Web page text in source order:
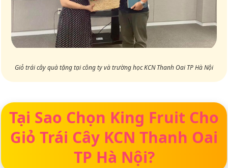
Giỏ trái cây quà tặng tại công ty và trường học KCN Thanh Oai TP Hà Nội
Tại Sao Chọn King Fruit Cho
Giỏ Trái Cây KCN Thanh Oai
TP Hà Nội?